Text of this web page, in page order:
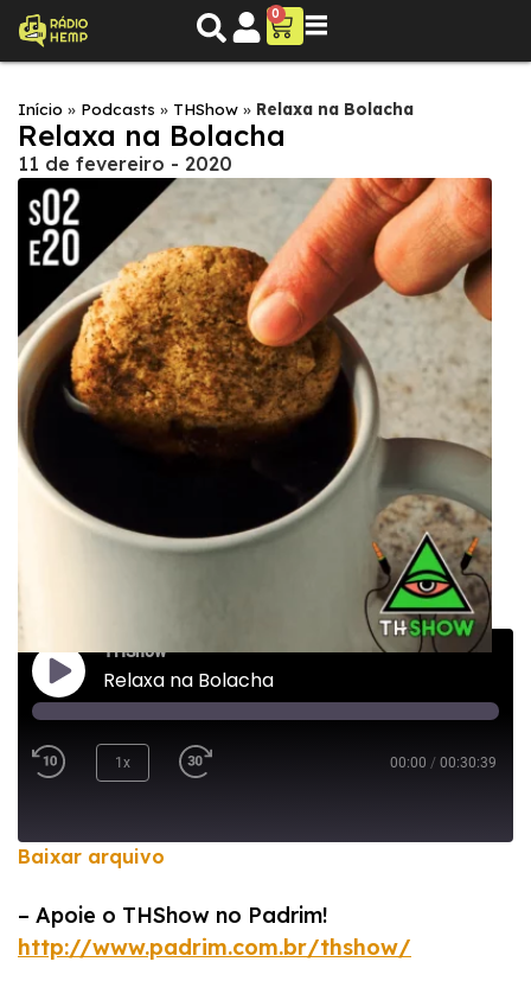
0
Início » Podcasts » THShow » Relaxa na Bolacha
Relaxa na Bolacha
11 de fevereiro - 2020
THShow
Relaxa na Bolacha
1x 00:00 / 00:30:39
FEED RSS
LINK
Baixar arquivo
– Apoie o THShow no Padrim!
http://www.padrim.com.br/thshow/